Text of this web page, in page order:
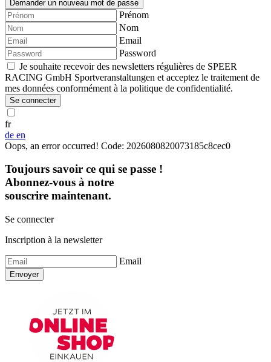
Prénom
Nom
Email
Password
Je souhaite recevoir des newsletters régulières de SPEER
RACING GmbH Sportveranstaltungen et acceptez le traitement de
mes données conformément à la politique de confidentialité.
Se connecter
fr
de en
Oops, an error occurred! Code: 2026080820073185c8cec0
Toujours savoir ce qui se passe !
Abonnez-vous à notre
souscrire maintenant.
Se connecter
Inscription à la newsletter
Email
Envoyer